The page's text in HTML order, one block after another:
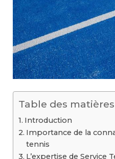
Table des matières
Introduction
Importance de la
tennis
L’expertise de Service